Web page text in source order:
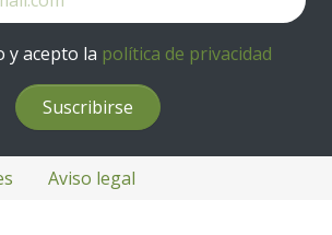
y acepto la política de privacidad
Aviso legal